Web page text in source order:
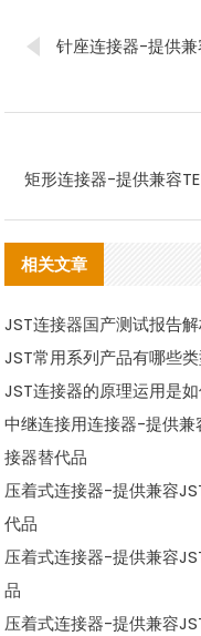
针座连接器-提供
矩形连接器-提供兼容
相关文章
JST连接器国产测试报告
JST常用系列产品有哪些类
JST连接器的原理运用是
中继连接用连接器-提供
接器替代品
压着式连接器-提供兼容
代品
压着式连接器-提供兼容
品
压着式连接器-提供兼容